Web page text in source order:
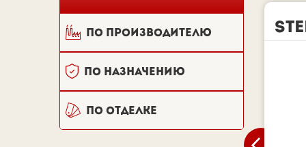
По производителю
По назначению
По отделке